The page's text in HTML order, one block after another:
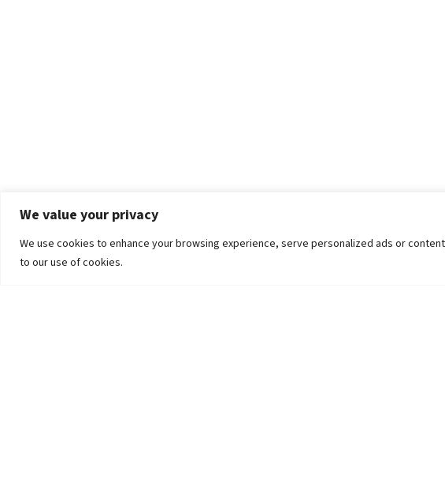
We value your privacy
We use cookies to enhance your browsing experience, serve personalized ads or
to our use of cookies.